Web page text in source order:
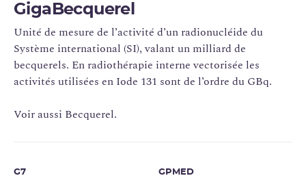
GigaBecquerel
Unité de mesure de l’activité d’un radionucléide du
Système international (SI), valant un milliard de
becquerels. En radiothérapie interne vectorisée les
activités utilisées en Iode 131 sont de l’ordre du GBq.
Voir aussi Becquerel.
G7 GPMED